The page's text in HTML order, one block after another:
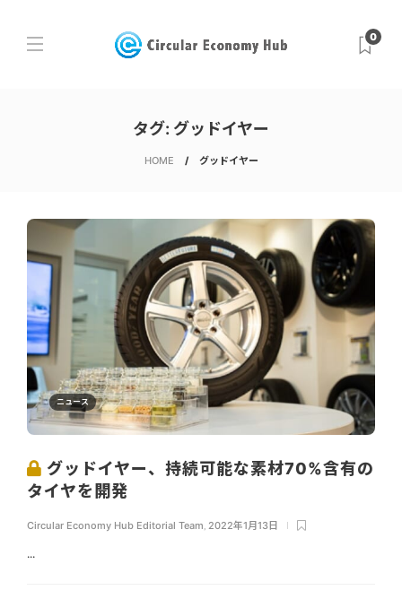
0
タグ: グッドイヤー
HOME グッドイヤー
ニュース
グッドイヤー、持続可能な素材70%含有の
タイヤを開発
Circular Economy Hub Editorial Team 2022年1月13日
...